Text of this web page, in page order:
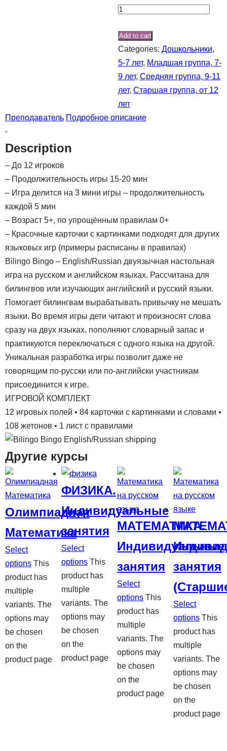
Add to cart
Categories: Дошкольники,
5-7 лет, Младшая группа, 7-
9 лет, Средняя группа, 9-11
лет, Старшая группа, от 12
лет
Преподаватель Подробное описание
-
Description
– До 12 игроков
– Продолжительность игры 15-20 мин
– Игра делится на 3 мини игры – продолжительность
каждой 5 мин
– Возраст 5+, по упрощённым правилам 0+
– Красочные карточки с картинками подходят для других
языковых игр (примеры расписаны в правилах)
Bilingo Bingo – English/Russian двуязычная настольная
игра на русском и английском языках. Рассчитана для
билингвов или изучающих английский и русский языки.
Помогает билингвам вырабатывать привычку не мешать
языки. Во время игры дети читают и произносят слова
сразу на двух языках, пополняют словарный запас и
практикуются переключаться с одного языка на другой.
Уникальная разработка игры позволит даже не
говорящим по-русски или по-английски участникам
присоединится к игре.
ИГРОВОЙ КОМПЛЕКТ
12 игровых полей • 84 карточки с картинками и словами •
108 жетонов • 1 лист с правилами
Другие курсы
Олимпиадная
Математика
Select
options This
product has
multiple
variants. The
options may
be chosen
on the
product page
ФИЗИКА.
Индивидуальные
занятия
Select
options This
product has
multiple
variants. The
options may
be chosen
on the
product page
МАТЕМАТИКА.
Индивидуальные
занятия
Select
options This
product has
multiple
variants. The
options may
be chosen
on the
product page
занятия
Select
options This
product has
multiple
variants. The
options may
be chosen
on the
product page